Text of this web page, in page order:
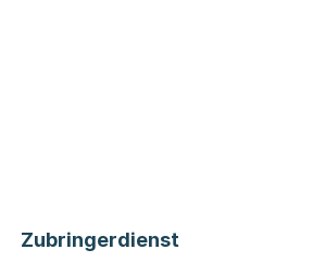
Zubringerdienst